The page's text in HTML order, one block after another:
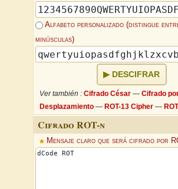
Alfabeto personalizado (distingue
minúsculas)
DESCIFRAR
Ver también : Cifrado César —Cifrado
Desplazamiento — ROT-13 Cipher —
Cifrado ROT-n
Mensaje claro que será cifrado por